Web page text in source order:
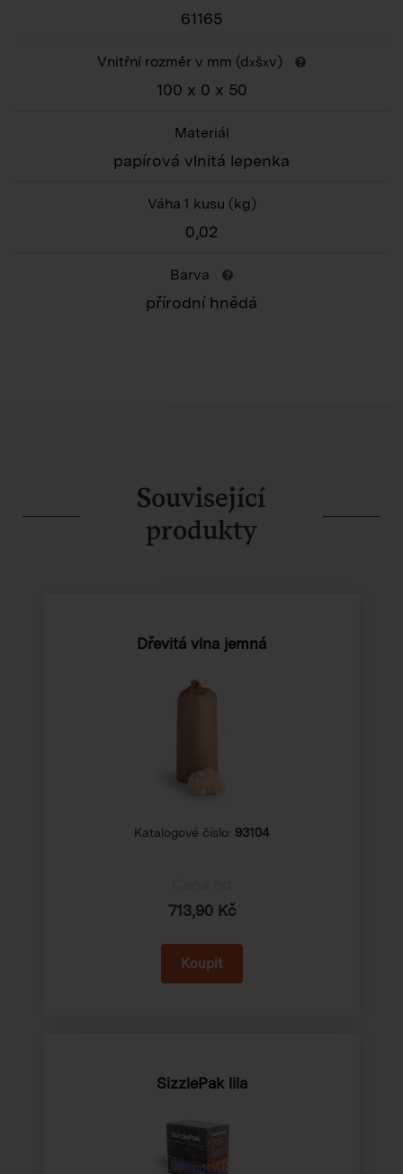
61165
Vnitřní rozměr v mm (dxšxv)
100 x 0 x 50
Materiál
papírová vlnitá lepenka
Váha 1 kusu (kg)
0,02
Barva
přírodní hnědá
Související
produkty
Dřevitá vlna jemná
Katalogové číslo: 93104
713,90 Kč
SizzlePak lila